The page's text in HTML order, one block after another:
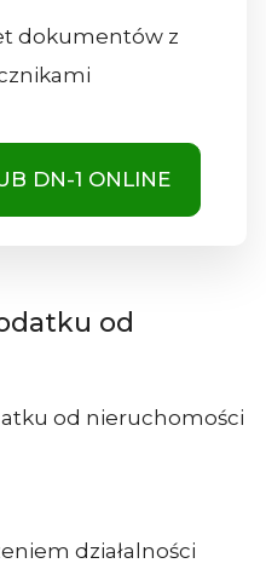
dokumentów z
DN-1 ONLINE
od
od nieruchomości
działalności